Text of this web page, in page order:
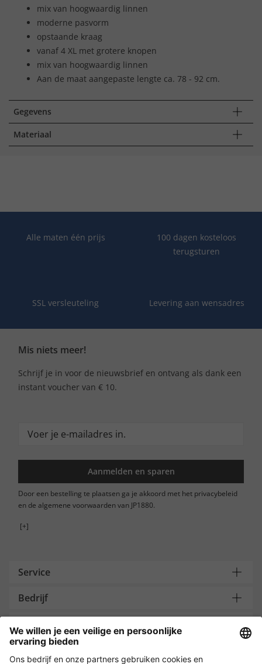
mix van hoogwaardig linnen
moderne pasvorm
opstaande kraag
vanaf 4 XL met grotere knopen
mix van hoogwaardig linnen
Aan de maat aangepaste lengte ca. 78 - 92 cm.
Gegevens
Materiaal
Alle maten één prijs
100 dagen kosteloos
terugsturen
SSL versleuteling Levering aan wensadres
Mis niets meer!
Schrijf je in voor de nieuwsbrief en ontvang als dank een
instant voucher van € 10.
Aanmelden en sparen
Door een bestelling te plaatsen ga je akkoord met het privacybeleid
en de algemene voorwaarden van JP1880.
[+]
Service
Bedrijf
Payment and Delivery